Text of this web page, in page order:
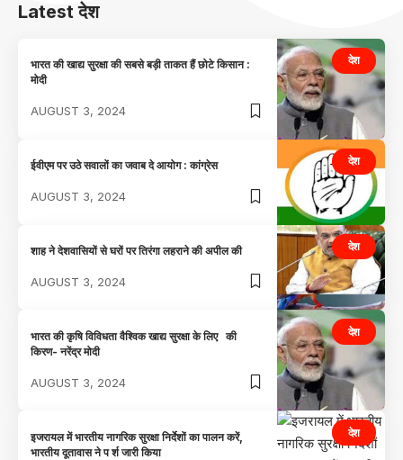
Latest देश
देश
भारत की खाद्य सुरक्षा की सबसे बड़ी ताकत हैं छोटे किसान :
मोदी
AUGUST 3, 2024
देश
ईवीएम पर उठे सवालों का जवाब दे आयोग : कांग्रेस
AUGUST 3, 2024
देश
शाह ने देशवासियों से घरों पर तिरंगा लहराने की अपील की
AUGUST 3, 2024
देश
भारत की कृषि विविधता वैश्विक खाद्य सुरक्षा के लिए की
किरण- नरेंद्र मोदी
AUGUST 3, 2024
देश
इजरायल में भारतीय नागरिक सुरक्षा निर्देशों का पालन करें,
भारतीय दूतावास ने प र्श जारी किया